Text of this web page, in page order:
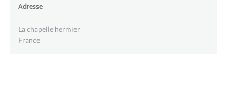
Adresse
La chapelle hermier
France